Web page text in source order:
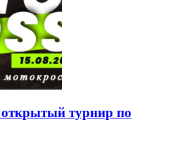
турнир по